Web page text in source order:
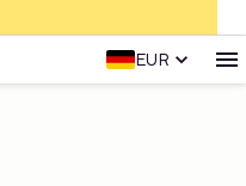
EUR